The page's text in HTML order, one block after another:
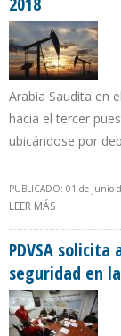
Arabia Saudita en
hacia el tercer
ubicándose por
PUBLICADO: 01 de junio
LEER MÁS
PDVSA
seguridad en